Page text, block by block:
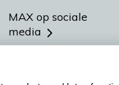
MAX op sociale
media